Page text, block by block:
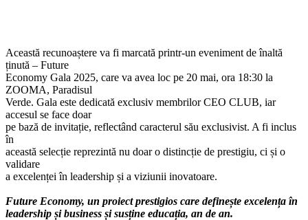
Această recunoaștere va fi marcată printr-un eveniment de înaltă
ținută – Future
Economy Gala 2025, care va avea loc pe 20 mai, ora 18:30 la
ZOOMA, Paradisul
Verde. Gala este dedicată exclusiv membrilor CEO CLUB, iar
accesul se face doar
pe bază de invitație, reflectând caracterul său exclusivist. A fi inclus
în
această selecție reprezintă nu doar o distincție de prestigiu, ci și o
validare
a excelenței în leadership și a viziunii inovatoare.
Future Economy, un proiect prestigios care definește excelența în
leadership și business și susține educația, an de an.